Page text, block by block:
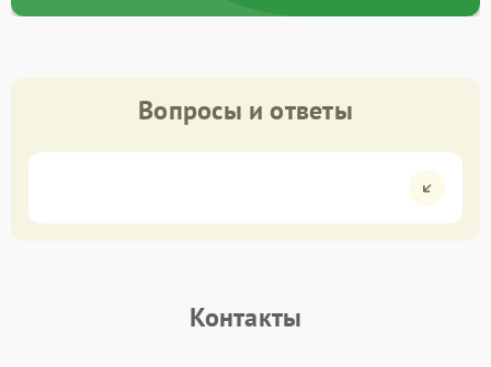
Вопросы и ответы
Контакты